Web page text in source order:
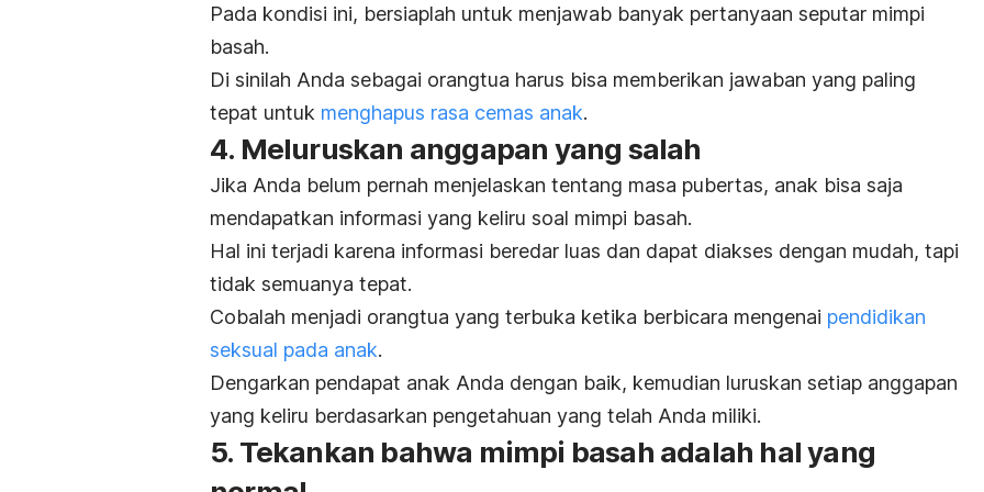
Pada kondisi ini, bersiaplah untuk menjawab banyak pertanyaan seputar mimpi
basah.
Di sinilah Anda sebagai orangtua harus bisa memberikan jawaban yang paling
tepat untuk menghapus rasa cemas anak.
4. Meluruskan anggapan yang salah
Jika Anda belum pernah menjelaskan tentang masa pubertas, anak bisa saja
mendapatkan informasi yang keliru soal mimpi basah.
Hal ini terjadi karena informasi beredar luas dan dapat diakses dengan mudah, tapi
tidak semuanya tepat.
Cobalah menjadi orangtua yang terbuka ketika berbicara mengenai pendidikan
seksual pada anak.
Dengarkan pendapat anak Anda dengan baik, kemudian luruskan setiap anggapan
yang keliru berdasarkan pengetahuan yang telah Anda miliki.
5. Tekankan bahwa mimpi basah adalah hal yang